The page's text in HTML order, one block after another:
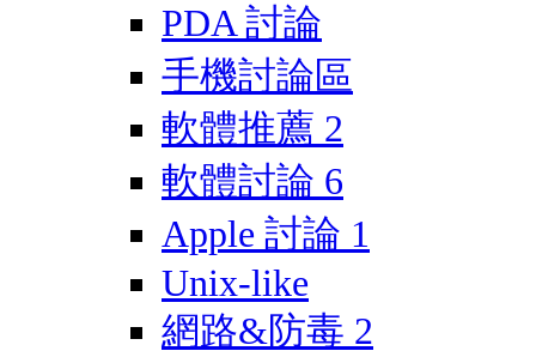
PDA 討論
手機討論區
軟體推薦 2
軟體討論 6
Apple 討論 1
Unix-like
網路&防毒 2